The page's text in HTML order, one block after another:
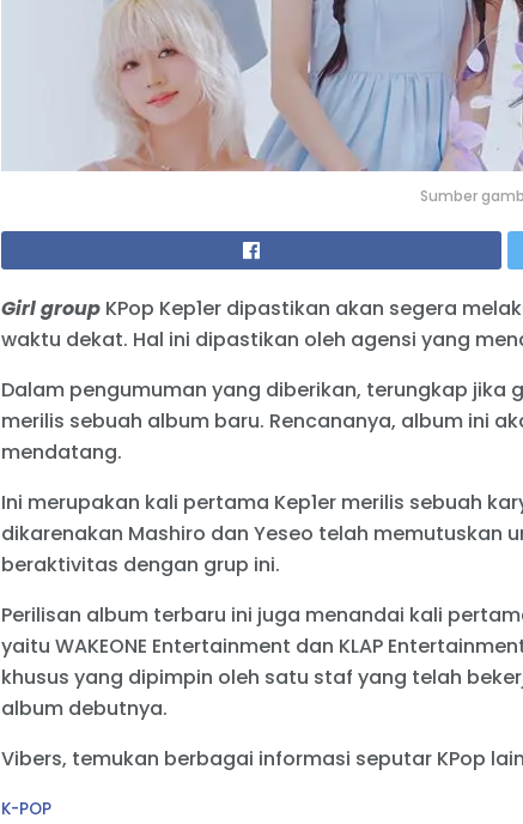
Sumber
Girl group KPop Kep1er dipastikan akan segera
waktu dekat. Hal ini dipastikan oleh agensi yang
Dalam pengumuman yang diberikan, terungkap jika
merilis sebuah album baru. Rencananya, album ini
mendatang.
Ini merupakan kali pertama Kep1er merilis sebuah
dikarenakan Mashiro dan Yeseo telah memutuskan
beraktivitas dengan grup ini.
Perilisan album terbaru ini juga menandai kali
yaitu WAKEONE Entertainment dan KLAP
khusus yang dipimpin oleh satu staf yang telah
album debutnya.
Vibers, temukan berbagai informasi seputar KPop
C
K-POP